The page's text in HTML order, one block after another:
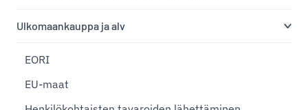
Ulkomaankauppa ja alv
EORI
EU-maat